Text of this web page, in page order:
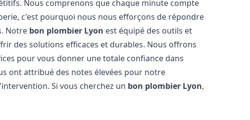
Nous comprenons que chaque minute compte
c'est pourquoi nous nous efforçons de répondre
Notre bon plombier Lyon est équipé des outils et
des solutions efficaces et durables. Nous offrons
pour vous donner une totale confiance dans
ont attribué des notes élevées pour notre
Si vous cherchez un bon plombier Lyon,